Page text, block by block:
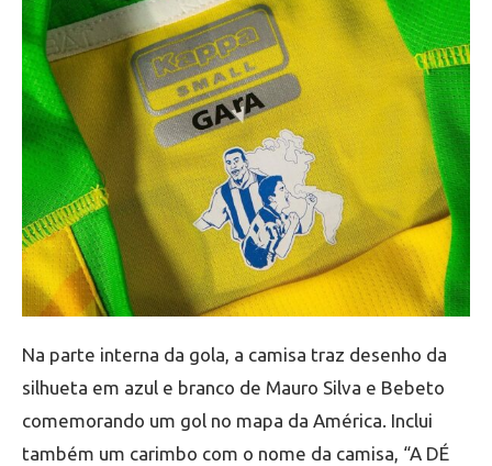
Na parte interna da gola, a camisa traz desenho da
silhueta em azul e branco de Mauro Silva e Bebeto
comemorando um gol no mapa da América. Inclui
também um carimbo com o nome da camisa, “A DÉ